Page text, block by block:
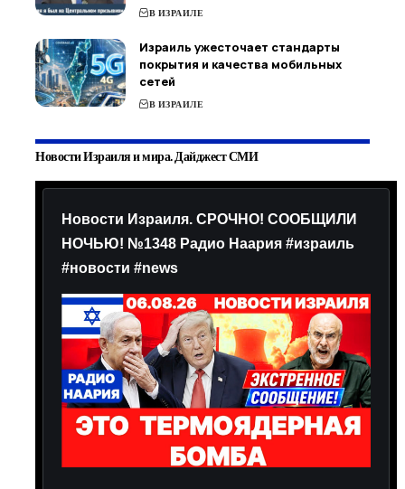
В ИЗРАИЛЕ
Израиль ужесточает стандарты
покрытия и качества мобильных
сетей
В ИЗРАИЛЕ
Новости Израиля и мира. Дайджест СМИ